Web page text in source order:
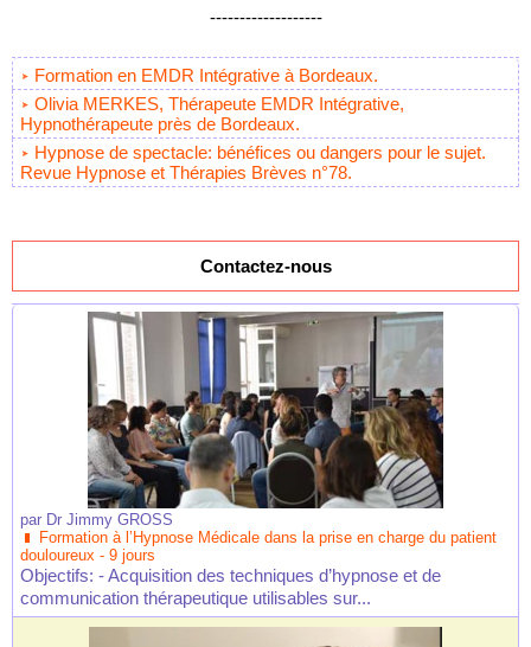
-------------------
Formation en EMDR Intégrative à Bordeaux.
Olivia MERKES, Thérapeute EMDR Intégrative,
Hypnothérapeute près de Bordeaux.
Hypnose de spectacle: bénéfices ou dangers pour le sujet.
Revue Hypnose et Thérapies Brèves n°78.
Contactez-nous
par Dr Jimmy GROSS
Formation à l’Hypnose Médicale dans la prise en charge du patient
douloureux - 9 jours
Objectifs: - Acquisition des techniques d’hypnose et de
communication thérapeutique utilisables sur...